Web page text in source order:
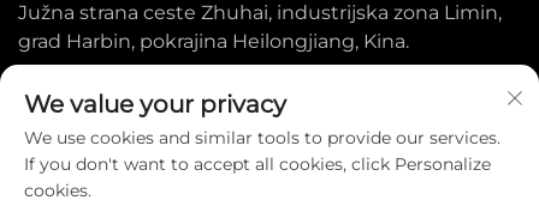
Južna strana ceste Zhuhai, industrijska zona Limin,
grad Harbin, pokrajina Heilongjiang, Kina.
[email protected]
We value your privacy
We use cookies and similar tools to provide our services.
If you don't want to accept all cookies, click Personalize
cookies.